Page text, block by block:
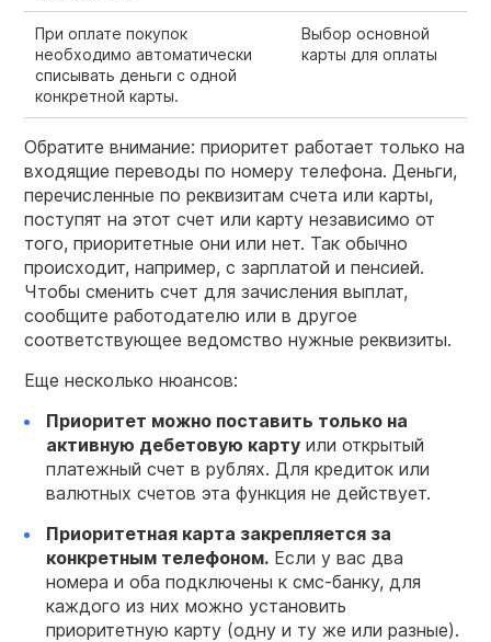
При оплате покупок
необходимо автоматически
списывать деньги с одной
конкретной карты.
Выбор основной
карты для оплаты
Обратите внимание: приоритет работает только на
входящие переводы по номеру телефона. Деньги,
перечисленные по реквизитам счета или карты,
поступят на этот счет или карту независимо от
того, приоритетные они или нет. Так обычно
происходит, например, с зарплатой и пенсией.
Чтобы сменить счет для зачисления выплат,
сообщите работодателю или в другое
соответствующее ведомство нужные реквизиты.
Еще несколько нюансов:
Приоритет можно поставить только на
активную дебетовую карту или открытый
платежный счет в рублях. Для кредиток или
валютных счетов эта функция не действует.
Приоритетная карта закрепляется за
конкретным телефоном. Если у вас два
номера и оба подключены к смс-банку, для
каждого из них можно установить
приоритетную карту (одну и ту же или разные).